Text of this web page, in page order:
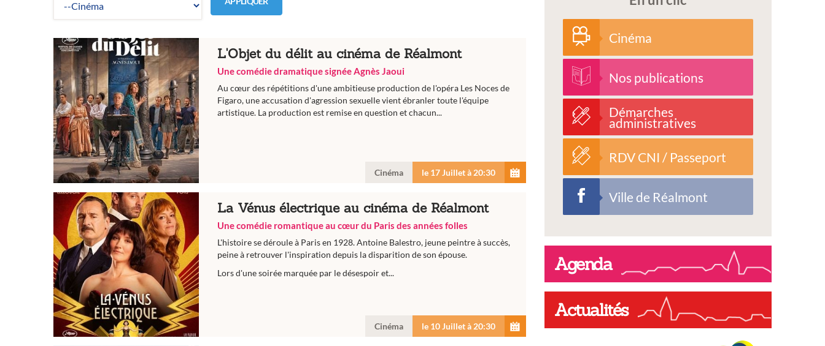
L'Objet du délit au cinéma de Réalmont
Une comédie dramatique signée Agnès Jaoui
Au cœur des répétitions d'une ambitieuse production de l'opéra Les Noces de
Figaro, une accusation d'agression sexuelle vient ébranler toute l'équipe
artistique. La production est remise en question et chacun...
Cinéma le 17 Juillet à 20:30
La Vénus électrique au cinéma de Réalmont
Une comédie romantique au cœur du Paris des années folles
L'histoire se déroule à Paris en 1928. Antoine Balestro, jeune peintre à succès,
peine à retrouver l'inspiration depuis la disparition de son épouse.
Lors d'une soirée marquée par le désespoir et...
Cinéma le 10 Juillet à 20:30
Cinéma
Nos publications
Démarches
administratives
RDV CNI / Passeport
Ville de Réalmont
Agenda
Actualités